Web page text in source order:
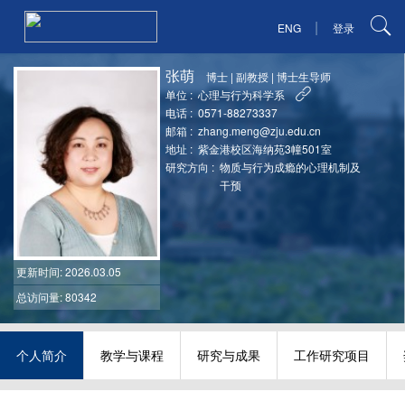
ENG | 登录
更新时间: 2026.03.05
总访问量: 80342
张萌 博士 |副教授 |博士生导师
单位 : 心理与行为科学系
电话 : 0571-88273337
邮箱 : zhang.meng@zju.edu.cn
地址 : 紫金港校区海纳苑3幢501室
研究方向 : 物质与行为成瘾的心理机制及
干预
个人简介 教学与课程 研究与成果 工作研究项目